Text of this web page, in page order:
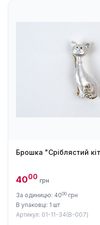
Брошка "Сріблястий
4000 грн
За одиницю: 4000 грн
В упаковці: 1 шт
Артикул: 01-11-34(B-007)